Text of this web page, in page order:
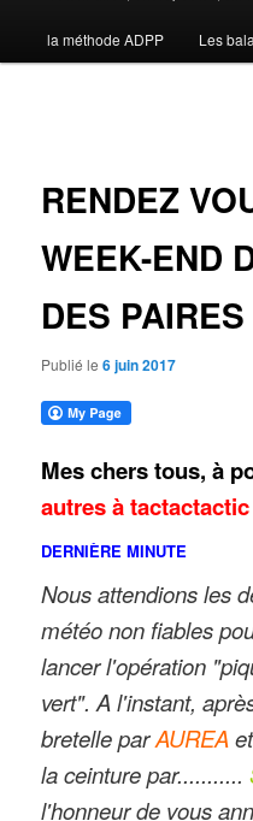
contenu
la méthode ADPP Les
RENDEZ
WEEK-END
DES PAIRES
Publié le6 juin 2017
Mes chers tous, à
autres à
DERNIÈRE MINUTE
Nous attendions les
météo non fiables
lancer l'opération
vert".A l'instant,
bretelle parAUREA
la ceinture par...........
l'honneur de vous